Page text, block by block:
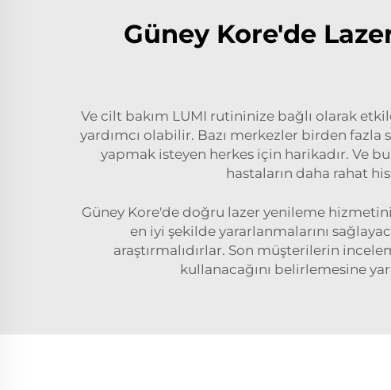
Güney Kore'de
Ve cilt bakım LUMI rutininize bağlı olarak
yardımcı olabilir. Bazı merkezler birden fazla
yapmak isteyen herkes için harikadır. Ve
hastaların daha rahat
Güney Kore'de doğru lazer yenileme
en iyi şekilde yararlanmalarını
araştırmalıdırlar. Son müşterilerin
kullanacağını belirlemesine